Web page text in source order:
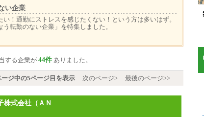
い企業
！通勤にストレスを感じたくない！という方は多いはず。
転勤のない企業」を特集しました。
する企業が 44件 ありました。
ージ中の5ページ目を表示 次のページ> 最後のページ>>
株式会社（ＡＮ